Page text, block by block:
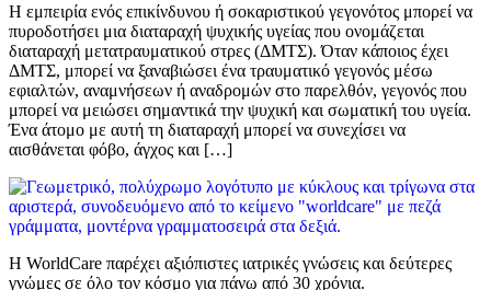
Η εμπειρία ενός επικίνδυνου ή σοκαριστικού γεγονότος μπορεί να
πυροδοτήσει μια διαταραχή ψυχικής υγείας που ονομάζεται
διαταραχή μετατραυματικού στρες (ΔΜΤΣ). Όταν κάποιος έχει
ΔΜΤΣ, μπορεί να ξαναβιώσει ένα τραυματικό γεγονός μέσω
εφιαλτών, αναμνήσεων ή αναδρομών στο παρελθόν, γεγονός που
μπορεί να μειώσει σημαντικά την ψυχική και σωματική του υγεία.
Ένα άτομο με αυτή τη διαταραχή μπορεί να συνεχίσει να
αισθάνεται φόβο, άγχος και […]
Η WorldCare παρέχει αξιόπιστες ιατρικές γνώσεις και δεύτερες
γνώμες σε όλο τον κόσμο για πάνω από 30 χρόνια.